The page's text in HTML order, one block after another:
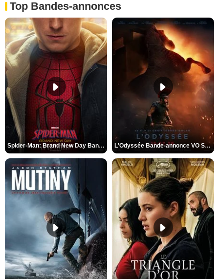
Top Bandes-annonces
Spider-Man: Brand New Day Bande-annonce VO STFR L'Odyssée Bande-annonce VO STFR